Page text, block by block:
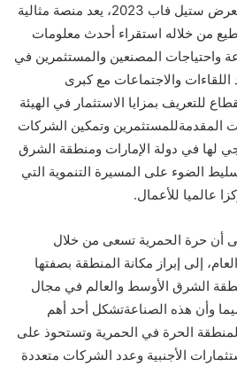
بالحمرية في الشارقة: إن معرض ستيل فاب 2023، يعد منصة مثالية
من خلاله استقراء أحدث معلومات
واحتياجات المصنعين والمستثمرين في
والاجتماعات مع كبرى
للتعريف بمزايا الاستثمار في الهيئة
المقدمةللمستثمرين وتمكين الشركات
لها في دولة الإمارات ومنطقة الشرق
الضوء على المسيرة التنموية التي
عالميا للأعمال.
أن حرة الحمرية تسعى من خلال
إلى إبراز مكانة المنطقة بصفتها
الشرق الأوسط والعالم في مجال
وأن هذه الصناعةتشكل أحد أهم
الحرة في الحمرية وتستحوذ على
الأجنبية وعدد الشركات متعددة